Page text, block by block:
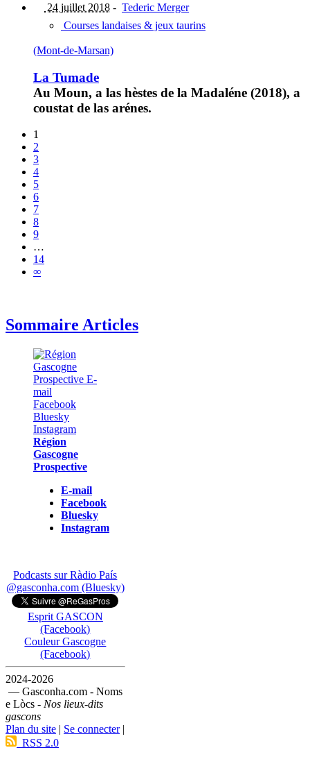
24 juillet 2018 - Tederic Merger
Courses landaises & jeux taurins
(Mont-de-Marsan)
La Tumade
Au Moun, a las hèstes de la Madaléne (2018), a
coustat de las arénes.
1
2
3
4
5
6
7
8
9
…
14
∞
Sommaire Articles
Région
Gascogne
Prospective
E-mail
Facebook
Bluesky
Instagram
Podcasts sur Ràdio País
@gasconha.com (Bluesky)
Esprit GASCON
(Facebook)
Couleur Gascogne
(Facebook)
2024-2026
— Gasconha.com - Noms
e Lòcs - Nos lieux-dits
gascons
Plan du site | Se connecter|
RSS 2.0